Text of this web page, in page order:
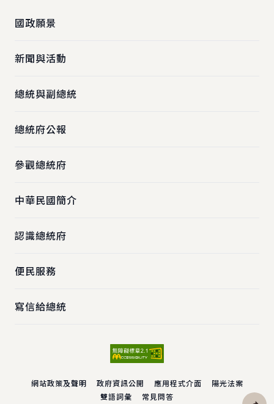
國政願景
新聞與活動
總統與副總統
總統府公報
參觀總統府
中華民國簡介
認識總統府
便民服務
寫信給總統
網站政策及聲明 政府資訊公開 應用程式介面
陽光法案
雙語詞彙
常見問答